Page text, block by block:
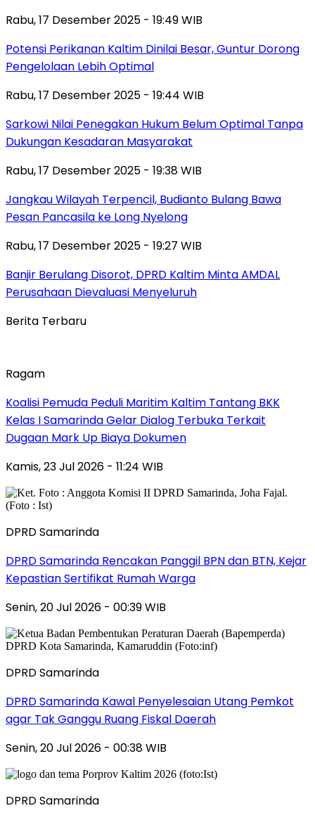
Rabu, 17 Desember 2025 - 19:49 WIB
Potensi Perikanan Kaltim Dinilai Besar, Guntur Dorong
Pengelolaan Lebih Optimal
Rabu, 17 Desember 2025 - 19:44 WIB
Sarkowi Nilai Penegakan Hukum Belum Optimal Tanpa
Dukungan Kesadaran Masyarakat
Rabu, 17 Desember 2025 - 19:38 WIB
Jangkau Wilayah Terpencil, Budianto Bulang Bawa
Pesan Pancasila ke Long Nyelong
Rabu, 17 Desember 2025 - 19:27 WIB
Banjir Berulang Disorot, DPRD Kaltim Minta AMDAL
Perusahaan Dievaluasi Menyeluruh
Berita Terbaru
Ragam
Koalisi Pemuda Peduli Maritim Kaltim Tantang BKK
Kelas I Samarinda Gelar Dialog Terbuka Terkait
Dugaan Mark Up Biaya Dokumen
Kamis, 23 Jul 2026 - 11:24 WIB
DPRD Samarinda
DPRD Samarinda Rencakan Panggil BPN dan BTN, Kejar
Kepastian Sertifikat Rumah Warga
Senin, 20 Jul 2026 - 00:39 WIB
DPRD Samarinda
DPRD Samarinda Kawal Penyelesaian Utang Pemkot
agar Tak Ganggu Ruang Fiskal Daerah
Senin, 20 Jul 2026 - 00:38 WIB
DPRD Samarinda